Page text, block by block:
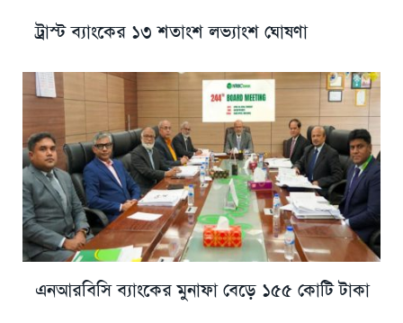
ট্রাস্ট ব্যাংকের ১৩ শতাংশ লভ্যাংশ ঘোষণা
এনআরবিসি ব্যাংকের মুনাফা বেড়ে ১৫৫ কোটি টাকা